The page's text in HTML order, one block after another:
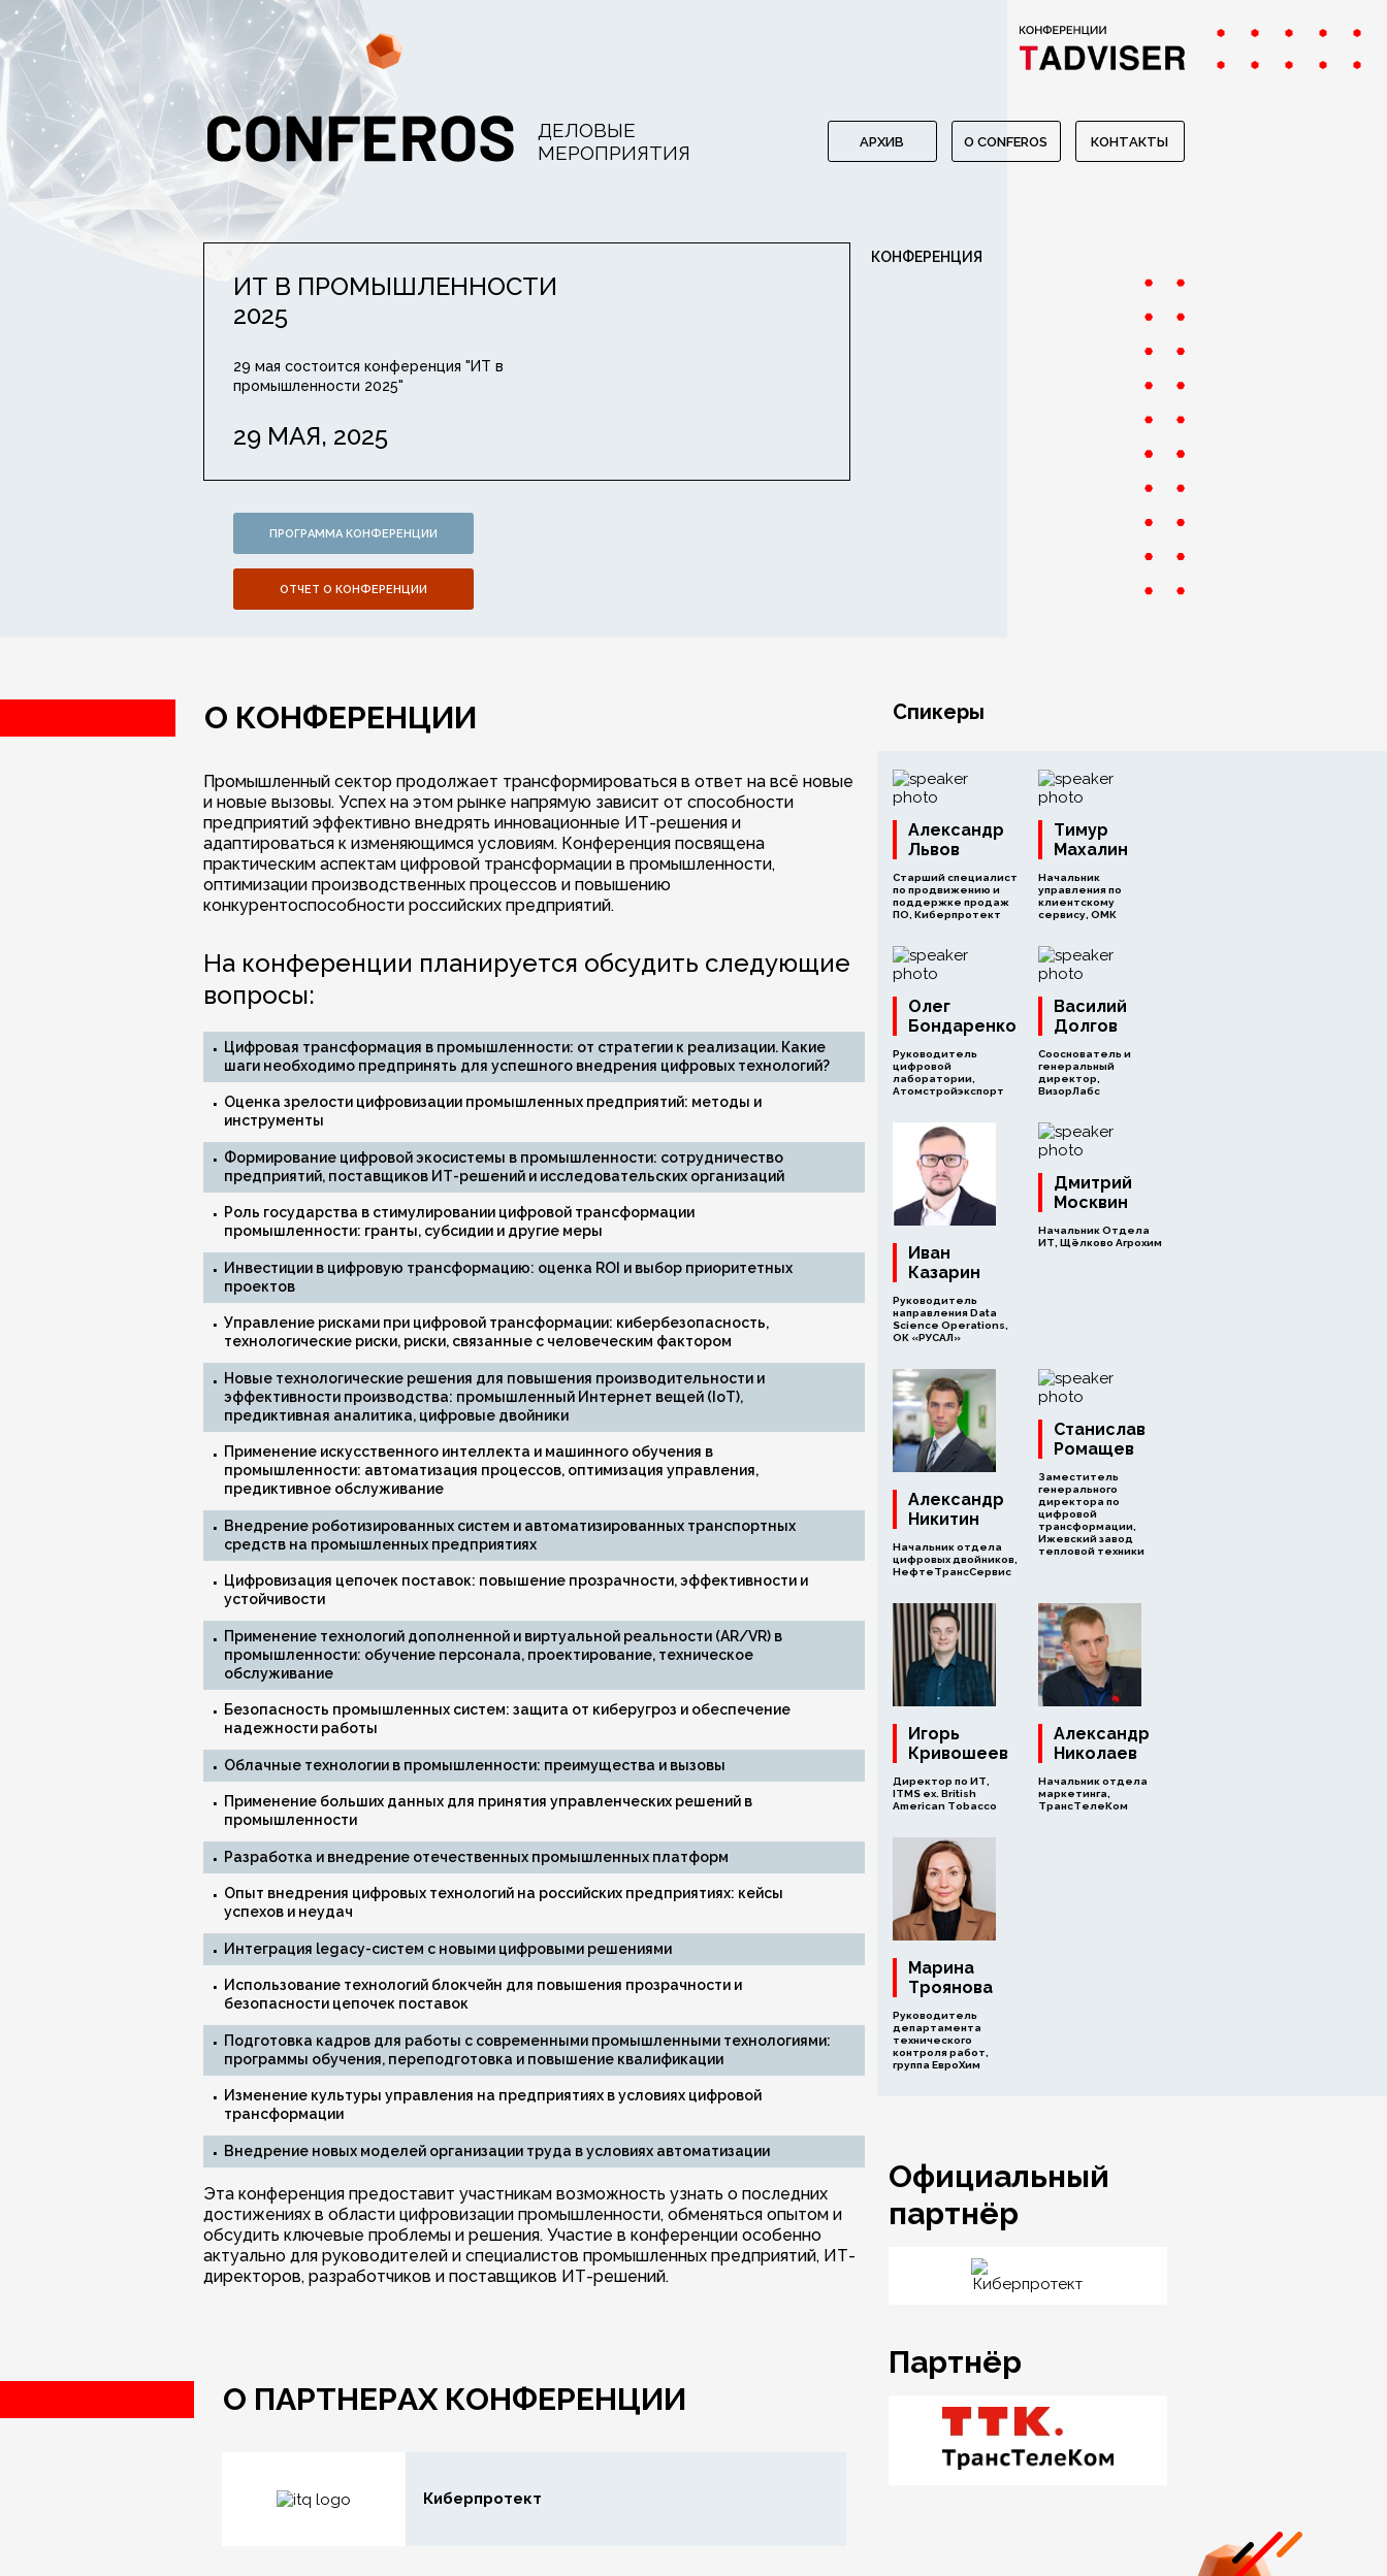
ДЕЛОВЫЕ
МЕРОПРИЯТИЯ
АРХИВ O CONFEROS КОНТАКТЫ
ИТ В ПРОМЫШЛЕННОСТИ
2025
29 мая состоится конференция "ИТ в
промышленности 2025"
29 МАЯ, 2025
КОНФЕРЕНЦИЯ
ПРОГРАММА КОНФЕРЕНЦИИ
ОТЧЕТ О КОНФЕРЕНЦИИ
О КОНФЕРЕНЦИИ
Промышленный сектор продолжает трансформироваться в ответ на всё новые
и новые вызовы. Успех на этом рынке напрямую зависит от способности
предприятий эффективно внедрять инновационные ИТ-решения и
адаптироваться к изменяющимся условиям. Конференция посвящена
практическим аспектам цифровой трансформации в промышленности,
оптимизации производственных процессов и повышению
конкурентоспособности российских предприятий.
На конференции планируется обсудить следующие
вопросы:
Цифровая трансформация в промышленности: от стратегии к реализации. Какие
шаги необходимо предпринять для успешного внедрения цифровых технологий?
Оценка зрелости цифровизации промышленных предприятий: методы и
инструменты
Формирование цифровой экосистемы в промышленности: сотрудничество
предприятий, поставщиков ИТ-решений и исследовательских организаций
Роль государства в стимулировании цифровой трансформации
промышленности: гранты, субсидии и другие меры
Инвестиции в цифровую трансформацию: оценка ROI и выбор приоритетных
проектов
Управление рисками при цифровой трансформации: кибербезопасность,
технологические риски, риски, связанные с человеческим фактором
Новые технологические решения для повышения производительности и
эффективности производства: промышленный Интернет вещей (IoT),
предиктивная аналитика, цифровые двойники
Применение искусственного интеллекта и машинного обучения в
промышленности: автоматизация процессов, оптимизация управления,
предиктивное обслуживание
Внедрение роботизированных систем и автоматизированных транспортных
средств на промышленных предприятиях
Цифровизация цепочек поставок: повышение прозрачности, эффективности и
устойчивости
Применение технологий дополненной и виртуальной реальности (AR/VR) в
промышленности: обучение персонала, проектирование, техническое
обслуживание
Безопасность промышленных систем: защита от киберугроз и обеспечение
надежности работы
Облачные технологии в промышленности: преимущества и вызовы
Применение больших данных для принятия управленческих решений в
промышленности
Разработка и внедрение отечественных промышленных платформ
Опыт внедрения цифровых технологий на российских предприятиях: кейсы
успехов и неудач
Интеграция legacy-систем с новыми цифровыми решениями
Использование технологий блокчейн для повышения прозрачности и
безопасности цепочек поставок
Подготовка кадров для работы с современными промышленными технологиями:
программы обучения, переподготовка и повышение квалификации
Изменение культуры управления на предприятиях в условиях цифровой
трансформации
Внедрение новых моделей организации труда в условиях автоматизации
Эта конференция предоставит участникам возможность узнать о последних
достижениях в области цифровизации промышленности, обменяться опытом и
обсудить ключевые проблемы и решения. Участие в конференции особенно
актуально для руководителей и специалистов промышленных предприятий, ИТ-
директоров, разработчиков и поставщиков ИТ-решений.
О ПАРТНЕРАХ КОНФЕРЕНЦИИ
Киберпротект
Спикеры
Александр
Львов
Старший специалист
по продвижению и
поддержке продаж
ПО, Киберпротект
Тимур
Махалин
Начальник
управления по
клиентскому
сервису, ОМК
Олег
Бондаренко
Руководитель
цифровой
лаборатории,
Атомстройэкспорт
Василий
Долгов
Сооснователь и
генеральный
директор,
ВизорЛабс
Иван
Казарин
Руководитель
направления Data
Science Operations,
ОК «РУСАЛ»
Дмитрий
Москвин
Начальник Отдела
ИТ, Щёлково Агрохим
Александр
Никитин
Начальник отдела
цифровых двойников,
НефтеТрансСервис
Станислав
Ромащев
Заместитель
генерального
директора по
цифровой
трансформации,
Ижевский завод
тепловой техники
Игорь
Кривошеев
Директор по ИТ,
ITMS ex. British
American Tobacco
Александр
Николаев
Начальник отдела
маркетинга,
ТрансТелеКом
Марина
Троянова
Руководитель
департамента
технического
контроля работ,
группа ЕвроХим
Официальный
партнёр
Партнёр